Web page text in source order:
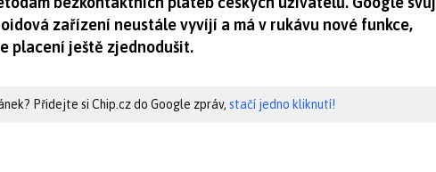
zařízení neustále vyvíjí a má v rukávu nové funkce,
placení ještě zjednodušit.
Přidejte si Chip.cz do Google zpráv, stačí jedno kliknutí!